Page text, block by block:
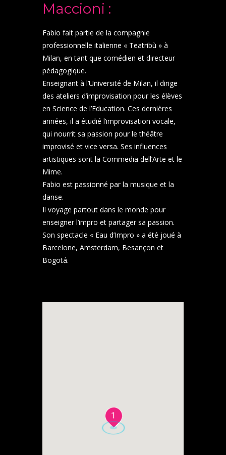
Maccioni :
Fabio fait partie de la compagnie
professionnelle italienne « Teatribù » à
Milan, en tant que comédien et directeur
pédagogique.
Enseignant à l’Université de Milan, il dirige
des ateliers d’improvisation pour les élèves
en Science de l’Education. Ces dernières
années, il a étudié l’improvisation vocale,
qui nourrit sa passion pour le théâtre
improvisé et vice versa. Ses influences
artistiques sont la Commedia dell’Arte et le
Mime.
Fabio est passionné par la musique et la
danse.
Il voyage partout dans le monde pour
enseigner l’impro et partager sa passion.
Son spectacle « Eau d’Impro » a été joué à
Barcelone, Amsterdam, Besançon et
Bogotá.
1